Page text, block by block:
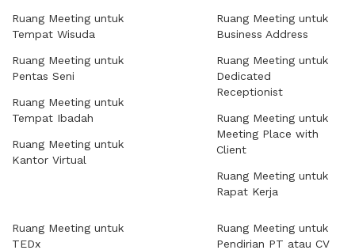
Ruang Meeting untuk
Tempat Wisuda
Ruang Meeting untuk
Pentas Seni
Ruang Meeting untuk
Tempat Ibadah
Ruang Meeting untuk
Kantor Virtual
Ruang Meeting untuk
Business Address
Ruang Meeting untuk
Dedicated
Receptionist
Ruang Meeting untuk
Meeting Place with
Client
Ruang Meeting untuk
Rapat Kerja
Ruang Meeting untuk
TEDx
Ruang Meeting untuk
Pendirian PT atau CV